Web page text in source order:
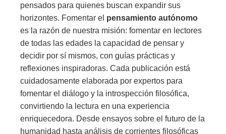
pensados para quienes buscan expandir sus
horizontes. Fomentar el pensamiento autónomo
es la razón de nuestra misión: fomentar en lectores
de todas las edades la capacidad de pensar y
decidir por sí mismos, con guías prácticas y
reflexiones inspiradoras. Cada publicación está
cuidadosamente elaborada por expertos para
fomentar el diálogo y la introspección filosófica,
convirtiendo la lectura en una experiencia
enriquecedora. Desde ensayos sobre el futuro de la
humanidad hasta análisis de corrientes filosóficas